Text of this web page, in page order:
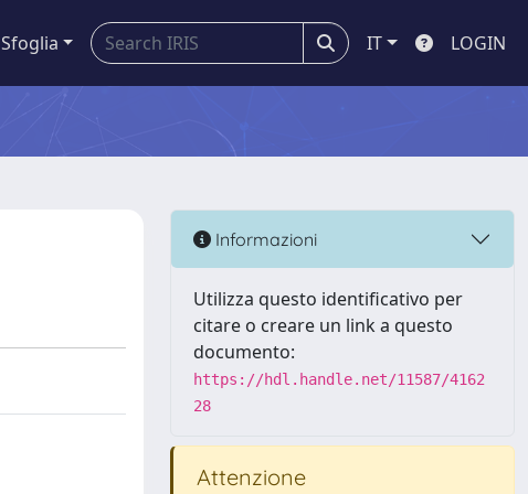
Sfoglia IT LOGIN
Informazioni
Utilizza questo identificativo per
citare o creare un link a questo
documento:
https://hdl.handle.net/11587/4162
28
Attenzione